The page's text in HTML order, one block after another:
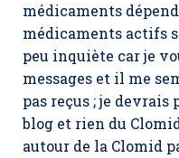
médicaments
médicaments actifs
peu inquiète car je
messages et il me
pas reçus ; je
blog et rien du
autour de la Clomid